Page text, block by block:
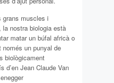
grans muscles i
nostra biologia està
matar un búfal africà o
només un punyal de
biològicament
d’en Jean Claude Van